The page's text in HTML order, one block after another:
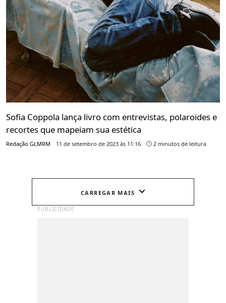
Sofia Coppola lança livro com entrevistas, polaroides e
recortes que mapeiam sua estética
Redação GLMRM 11 de setembro de 2023 às 11:16 2 minutos de leitura
CARREGAR MAIS
PUBLICIDADE